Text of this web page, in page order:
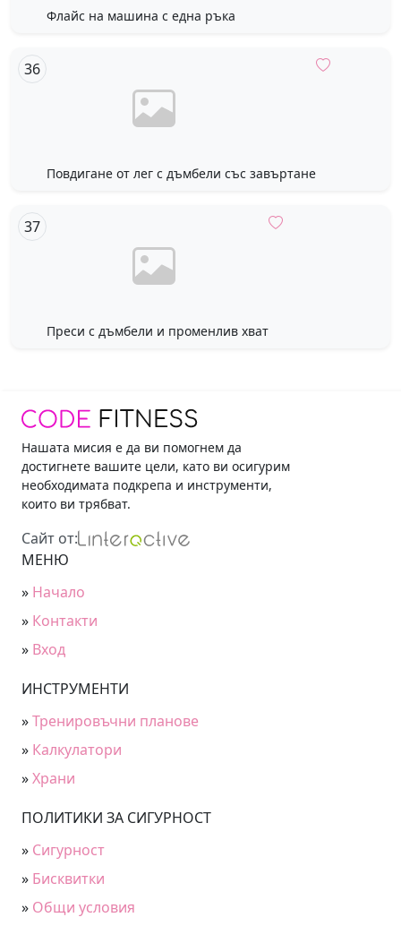
Флайс на машина с една ръка
Повдигане от лег с дъмбели със завъртане
Преси с дъмбели и променлив хват
Нашата мисия е да ви помогнем да
достигнете вашите цели, като ви осигурим
необходимата подкрепа и инструменти,
които ви трябват.
Сайт от:
МЕНЮ
» Начало
» Контакти
» Вход
ИНСТРУМЕНТИ
»Тренировъчни планове
» Калкулатори
»Храни
ПОЛИТИКИ ЗА СИГУРНОСТ
» Сигурност
» Бисквитки
» Общи условия